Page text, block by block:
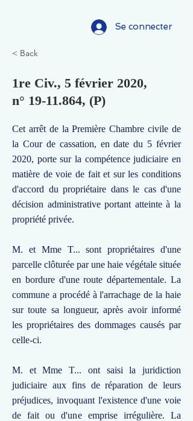
Se connecter
< Back
1re Civ., 5 février 2020,
n° 19-11.864, (P)
Cet arrêt de la Première Chambre civile de
la Cour de cassation, en date du 5 février
2020, porte sur la compétence judiciaire en
matière de voie de fait et sur les conditions
d'accord du propriétaire dans le cas d'une
décision administrative portant atteinte à la
propriété privée.
M. et Mme T... sont propriétaires d'une
parcelle clôturée par une haie végétale située
en bordure d'une route départementale. La
commune a procédé à l'arrachage de la haie
sur toute sa longueur, après avoir informé
les propriétaires des dommages causés par
celle-ci.
M. et Mme T... ont saisi la juridiction
judiciaire aux fins de réparation de leurs
préjudices, invoquant l'existence d'une voie
de fait ou d'une emprise irrégulière. La